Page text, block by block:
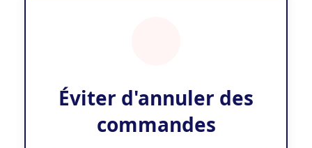
Éviter d'annuler des
commandes